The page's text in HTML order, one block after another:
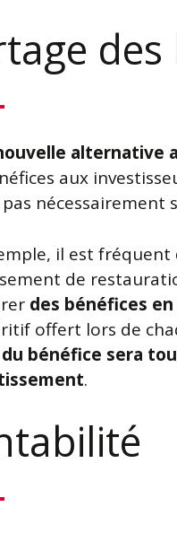
alternative
aux
nécessairement
il est fréquent
de
des bénéfices
offert lors de
bénéfice sera
.